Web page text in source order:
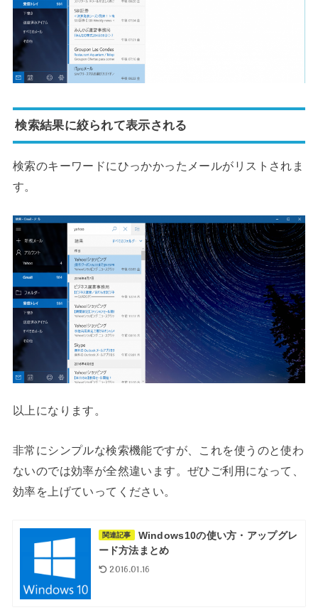
検索結果に絞られて表示される
検索のキーワードにひっかかったメールがリストされま
す。
以上になります。
非常にシンプルな検索機能ですが、これを使うのと使わ
ないのでは効率が全然違います。ぜひご利用になって、
効率を上げていってください。
関連記事
Windows10の使い方・アップグレ
ード方法まとめ
2016.01.16